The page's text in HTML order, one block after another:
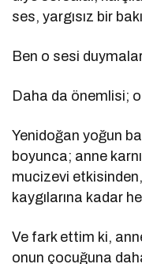
ses, yargısız bir
Ben o sesi
Daha da önemlisi;
Yenidoğan yoğun
boyunca; anne
mucizevi
kaygılarına kadar
Ve fark ettim ki,
onun çocuğuna